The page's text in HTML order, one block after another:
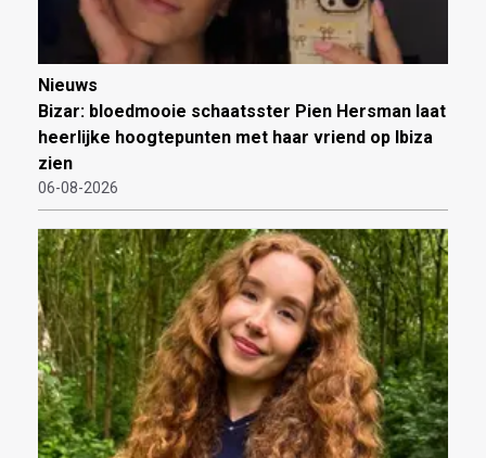
Nieuws
Bizar: bloedmooie schaatsster Pien Hersman laat
heerlijke hoogtepunten met haar vriend op Ibiza
zien
06-08-2026